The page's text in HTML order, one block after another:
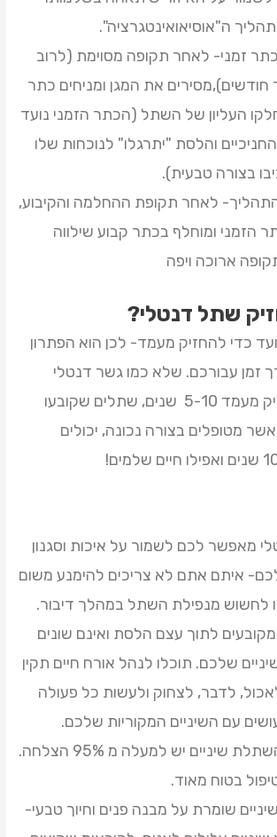
ה"אוסיאואינטגרציה".
זמני- לאחר תקופה מסוימת (לרוב
את המגן ומניחים כתר
העליון של השתל (הכתר הזמני נועד
והלסת "יתרגלו" לנוכחות שלו
בצורה טבעית).
לאחר תקופת ההחלמה והקיבוע,
הזמני ומוחלף בכתר קבוע שילווה
ארוכה ויפה
שתל דנטלי?
כדי להחזיק מעמד- לכן הוא הפתרון
זמן עבורכם. שלא כמו גשר דנטלי
למשל, אשר מחזיק מעמד 5-10 שנים, שתלים שקובעו
מטופלים בצורה נכונה, יכולים
מאפשר לכם לשמור על איכות וסגנון
איתם אתם לא צריכים להימנע משום
לחשוש מנפילת השתל במהלך דיבור.
לתוך עצם הלסת ואינם שונים
שלכם. תוכלו לנהל אורח חיים תקין
לדבר, לצחוק ולעשות כל פעולה
עם השיניים המקוריות שלכם.
לטיפולי השתלת שיניים יש למעלה מ 95% הצלחה.
בטוח מאוד.
שומרת על מבנה פנים וחיוך טבעי-